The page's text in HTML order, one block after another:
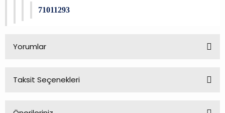
71011293
Yorumlar
Taksit Seçenekleri